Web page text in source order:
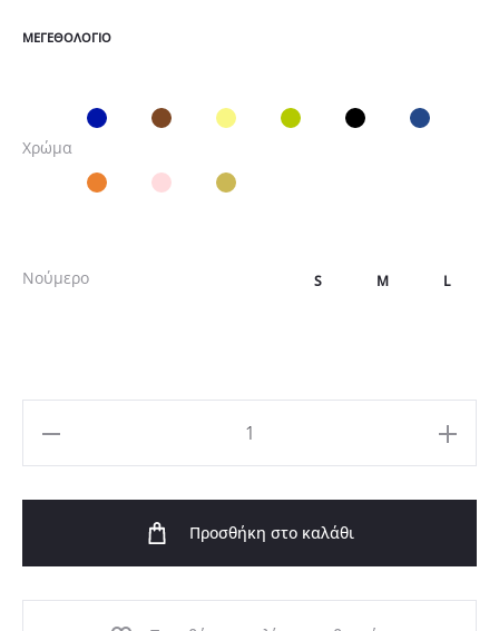
ΜΕΓΕΘΟΛΌΓΙΟ
Χρώμα
Νούμερο S M L
Ώμος
ποσότητα
Προσθήκη στο καλάθι